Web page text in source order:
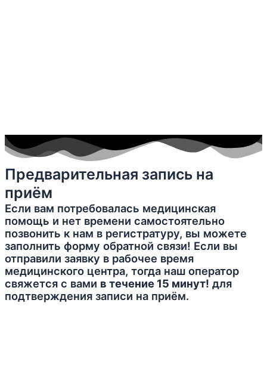
Предварительная запись на
приём
Если вам потребовалась медицинская
помощь и нет времени самостоятельно
позвонить к нам в регистратуру, вы можете
заполнить форму обратной связи! Если вы
отправили заявку в рабочее время
медицинского центра, тогда наш оператор
свяжется с вами в течение 15 минут! для
подтверждения записи на приём.